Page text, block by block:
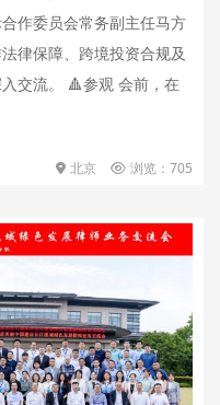
作委员会常务副主任马方
律保障、跨境投资合规及
交流。 🔺参观 会前，在
北京 浏览：705